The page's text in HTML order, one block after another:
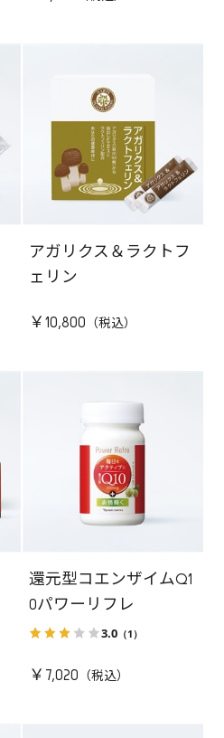
アガリクス＆ラクトフ
ェリン
￥10,800
還元型コエンザイムQ1
0パワーリフレ
3.0（1）
￥7,020